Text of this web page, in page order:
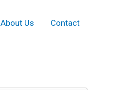
About Us Contact